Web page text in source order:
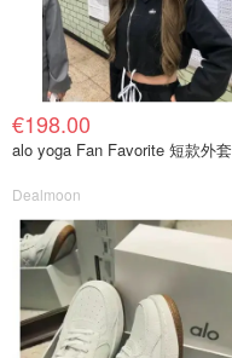
€198.00
alo yoga Fan Favorite 短款外套
Dealmoon